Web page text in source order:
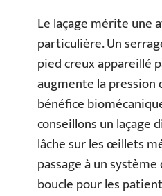
Le laçage mérite une
particulière. Un
pied creux appareillé
augmente la pression
bénéfice
conseillons un laçage
lâche sur les œillets
passage à un
boucle pour les